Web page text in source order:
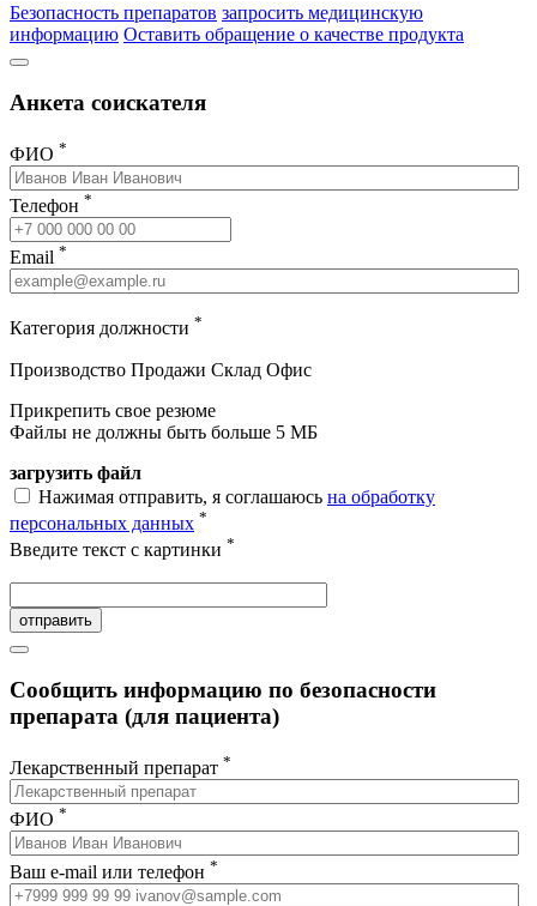
Безопасность препаратов запросить медицинскую
информацию Оставить обращение о качестве продукта
Анкета соискателя
ФИО *
Телефон *
Email *
Категория должности *
Производство Продажи Склад Офис
Прикрепить свое резюме
Файлы не должны быть больше 5 МБ
загрузить файл
Нажимая отправить, я соглашаюсь на обработку
персональных данных *
Введите текст с картинки *
отправить
Сообщить информацию по безопасности
препарата (для пациента)
Лекарственный препарат *
ФИО *
Ваш e-mail или телефон *